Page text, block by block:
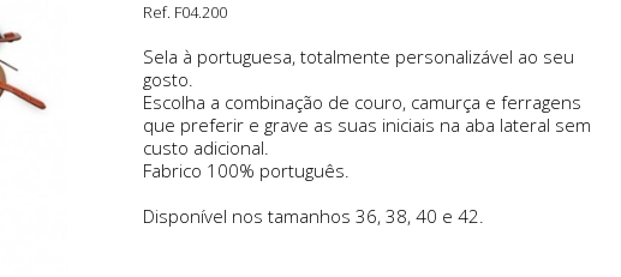
Ref. F04.200
Sela à portuguesa, totalmente personalizável ao seu
gosto.
Escolha a combinação de couro, camurça e ferragens
que preferir e grave as suas iniciais na aba lateral sem
custo adicional.
Fabrico 100% português.
Disponível nos tamanhos 36, 38, 40 e 42.